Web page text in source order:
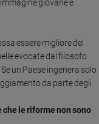
giovane e
essere migliore del
evocate dal filosofo
un Paese ingenera solo
da parte degli
le riforme non sono